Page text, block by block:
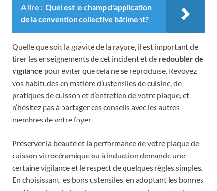
A lire : Quel est le champ d'application
de la convention collective bâtiment?
Quelle que soit la gravité de la rayure, il est important de
tirer les enseignements de cet incident et de redoubler de
vigilance pour éviter que cela ne se reproduise. Revoyez
vos habitudes en matière d’ustensiles de cuisine, de
pratiques de cuisson et d’entretien de votre plaque, et
n’hésitez pas à partager ces conseils avec les autres
membres de votre foyer.
Préserver la beauté et la performance de votre plaque de
cuisson vitrocéramique ou à induction demande une
certaine vigilance et le respect de quelques règles simples.
En choisissant les bons ustensiles, en adoptant les bonnes